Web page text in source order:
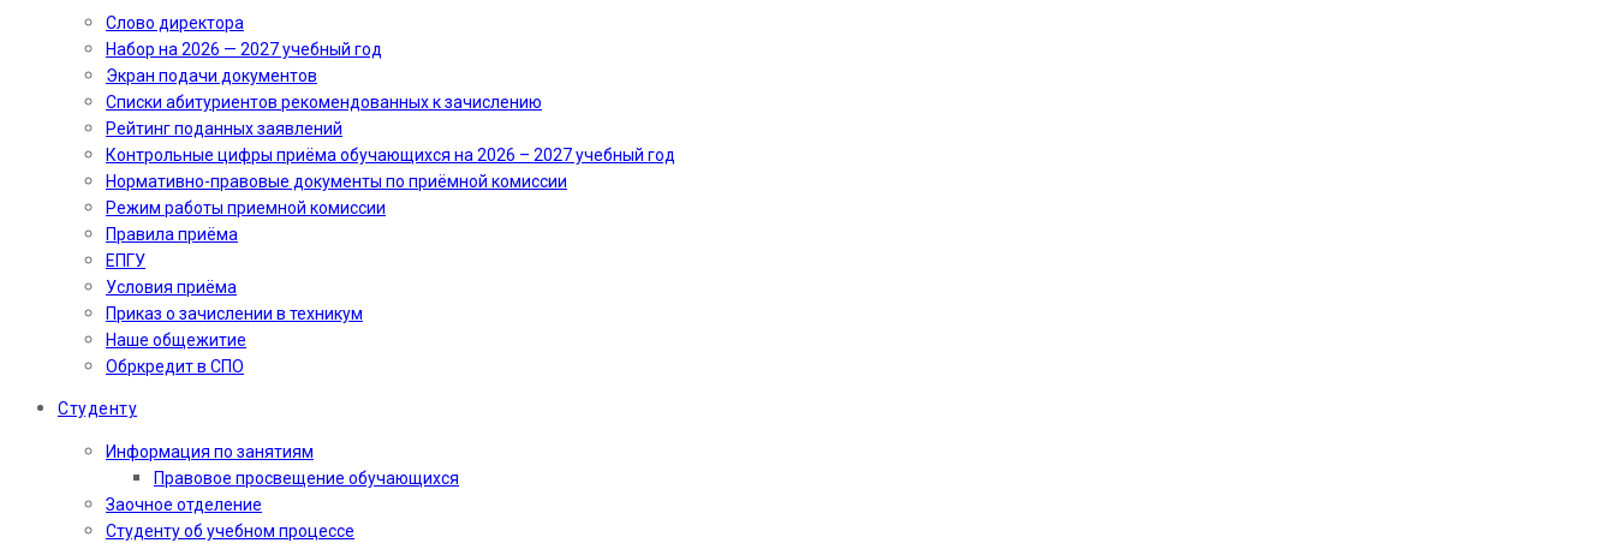
Слово директора
Набор на 2026 — 2027 учебный год
Экран подачи документов
Cписки абитуриентов рекомендованных к зачислению
Рейтинг поданных заявлений
Контрольные цифры приёма обучающихся на 2026 – 2027 учебный год
Нормативно-правовые документы по приёмной комиссии
Режим работы приемной комиссии
Правила приёма
ЕПГУ
Условия приёма
Приказ о зачислении в техникум
Наше общежитие
Обркредит в СПО
Студенту
Информация по занятиям
Правовое просвещение обучающихся
Заочное отделение
Студенту об учебном процессе